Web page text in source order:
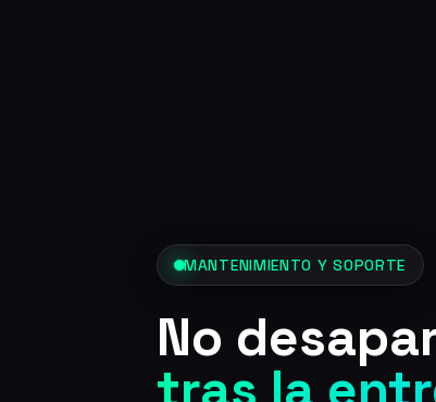
MANTENIMIENTO Y SOPORTE
No